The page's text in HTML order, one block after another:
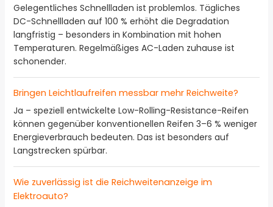
Gelegentliches Schnellladen ist problemlos. Tägliches
DC-Schnellladen auf 100 % erhöht die Degradation
langfristig – besonders in Kombination mit hohen
Temperaturen. Regelmäßiges AC-Laden zuhause ist
schonender.
Bringen Leichtlaufreifen messbar mehr Reichweite?
Ja – speziell entwickelte Low-Rolling-Resistance-Reifen
können gegenüber konventionellen Reifen 3–6 % weniger
Energieverbrauch bedeuten. Das ist besonders auf
Langstrecken spürbar.
Wie zuverlässig ist die Reichweitenanzeige im
Elektroauto?